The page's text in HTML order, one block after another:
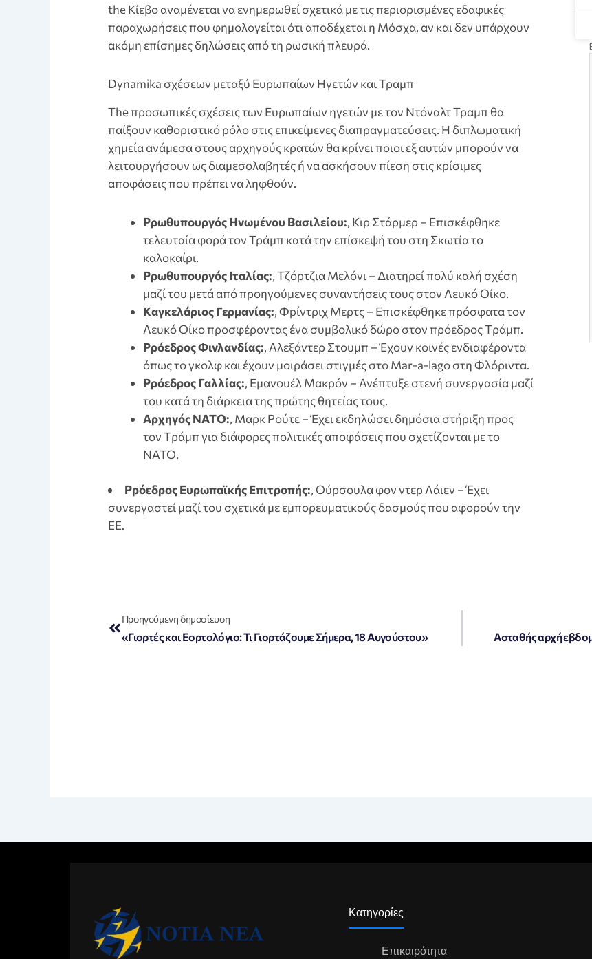
the Κίεβο αναμένεται να ενημερωθεί σχετικά με τις περιορισμένες εδαφικές
παραχωρήσεις που φημολογείται ότι αποδέχεται η Μόσχα, αν και δεν υπάρχουν
ακόμη επίσημες δηλώσεις από τη ρωσική πλευρά.
Dynamika σχέσεων μεταξύ Ευρωπαίων Ηγετών και Τραμπ
The προσωπικές σχέσεις των Ευρωπαίων ηγετών με τον Ντόναλτ Τραμπ θα
παίξουν καθοριστικό ρόλο στις επικείμενες διαπραγματεύσεις. Η διπλωματική
χημεία ανάμεσα στους αρχηγούς κρατών θα κρίνει ποιοι εξ αυτών μπορούν να
λειτουργήσουν ως διαμεσολαβητές ή να ασκήσουν πίεση στις κρίσιμες
αποφάσεις που πρέπει να ληφθούν.
Pρωθυπουργός Ηνωμένου Βασιλείου:, Κιρ Στάρμερ – Επισκέφθηκε
τελευταία φορά τον Τράμπ κατά την επίσκεψή του στη Σκωτία το
καλοκαίρι.
Pρωθυπουργός Ιταλίας:, Τζόρτζια Μελόνι – Διατηρεί πολύ καλή σχέση
μαζί του μετά από προηγούμενες συναντήσεις τους στον Λευκό Οίκο.
Kαγκελάριος Γερμανίας:, Φрίντριχ Μερτς – Επισκέφθηκε πρόσφατα τον
Λευκό Οίκο προσφέροντας ένα συμβολικό δώρο στον πρόεδρος Tράμπ.
Pρόεδρος Φινλανδίας:, Αλεξάντερ Στουμπ – Έχουν κοινές ενδιαφέροντα
όπως το γκολφ και έχουν μοιράσει στιγμές στο Mar-a-lago στη Φλόριντα.
Pρόεδρος Γαλλίας:, Εμανουέλ Μακρόν – Ανέπτυξε στενή συνεργασία μαζί
του κατά τη διάρκεια της πρώτης θητείας τους.
Aρχηγός ΝΑΤΟ:, Μαρκ Ρούτε – Έχει εκδηλώσει δημόσια στήριξη προς
τον Tράμπ για διάφορες πολιτικές αποφάσεις που σχετίζονται με το
NATO.
Pρόεδρος Ευρωπαϊκής Επιτροπής:, Oύρσουλα φον ντερ Λάιεν – Έχει
συνεργαστεί μαζί του σχετικά με εμπορευματικούς δασμούς που αφορούν την
ΕΕ.
Προηγούμενη δημοσίευση
«Γιορτές και Εορτολόγιο: Τι Γιορτάζουμε Σήμερα, 18 Αυγούστου» Ασταθής αρχή
Κατηγορίες
Επικαιρότητα